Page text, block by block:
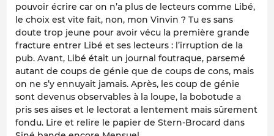
pouvoir écrire car on n’a plus de lecteurs comme Libé,
le choix est vite fait, non, mon Vinvin ? Tu es sans
doute trop jeune pour avoir vécu la première grande
fracture entrer Libé et ses lecteurs : l’irruption de la
pub. Avant, Libé était un journal foutraque, parsemé
autant de coups de génie que de coups de cons, mais
on ne s’y ennuyait jamais. Après, les coup de génie
sont devenus observables à la loupe, la bobotude a
pris ses aises et le lectorat a lentement mais sûrement
fondu. Lire et relire le papier de Stern-Brocard dans